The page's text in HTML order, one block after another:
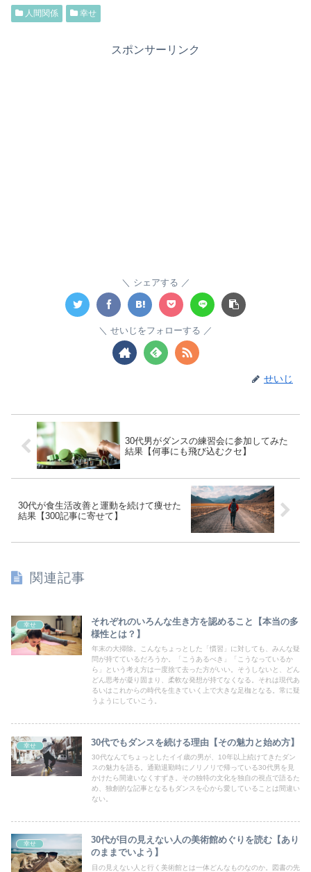
人間関係 幸せ
スポンサーリンク
シェアする
せいじをフォローする
せいじ
30代男がダンスの練習会に参加してみた
結果【何事にも飛び込むクセ】
30代が食生活改善と運動を続けて痩せた
結果【300記事に寄せて】
関連記事
幸せ
それぞれのいろんな生き方を認めること【本当の多
様性とは？】
年末の大掃除。こんなちょっとした「慣習」に対しても、みんな疑
問が持てているだろうか。「こうあるべき」「こうなっているか
ら」という考え方は一度捨て去った方がいい。そうしないと、どん
どん思考が凝り固まり、柔軟な発想が持てなくなる。それは現代あ
るいはこれからの時代を生きていく上で大きな足枷となる。常に疑
うようにしていこう。
幸せ 30代でもダンスを続ける理由【その魅力と始め方】
30代なんてちょっとしたイイ歳の男が、10年以上続けてきたダン
スの魅力を語る。通勤退勤時にノリノリで帰っている30代男を見
かけたら間違いなくすずき。その独特の文化を独自の視点で語るた
め、独創的な記事となるもダンスを心から愛していることは間違い
ない。
幸せ
30代が目の見えない人の美術館めぐりを読む【あり
のままでいよう】
目の見えない人と行く美術館とは一体どんなものなのか。図書の先